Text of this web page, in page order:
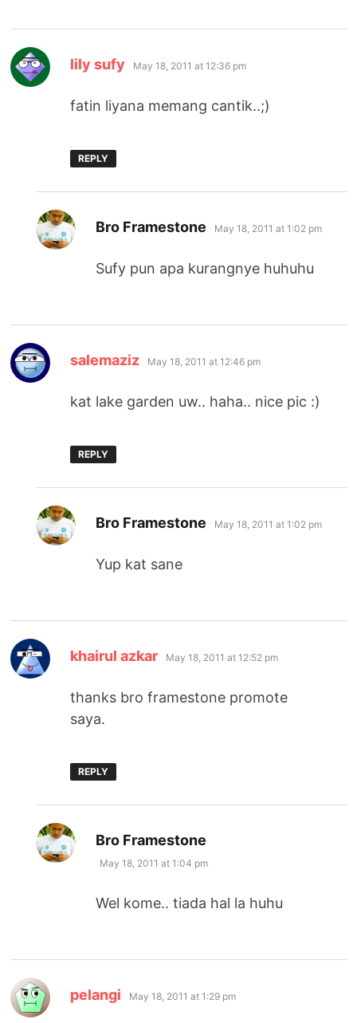
lily sufy says:
May 18, 2011 at 12:36 pm
fatin liyana memang cantik..;)
REPLY
Bro Framestone says:
May 18, 2011 at 1:02 pm
Sufy pun apa kurangnye huhuhu
salemaziz says:
May 18, 2011 at 12:46 pm
kat lake garden uw.. haha.. nice pic :)
REPLY
Bro Framestone says:
May 18, 2011 at 1:02 pm
Yup kat sane
khairul azkar says:
May 18, 2011 at 12:52 pm
thanks bro framestone promote
saya.
REPLY
Bro Framestone
May 18, 2011 at 1:04 pm
Wel kome.. tiada hal la huhu
pelangi says:
May 18, 2011 at 1:29 pm